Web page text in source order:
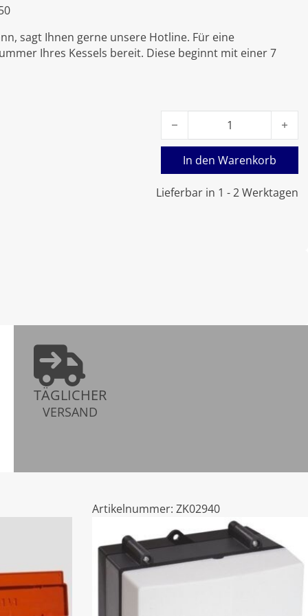
sagt Ihnen gerne unsere Hotline. Für eine
Ihres Kessels bereit. Diese beginnt mit einer 7
Lieferbar in 1 - 2 Werktagen
Viessmann Kappenventil 3/
In den Warenkorb
TÄGLICHER
VERSAND
Artikelnummer:ZK02940